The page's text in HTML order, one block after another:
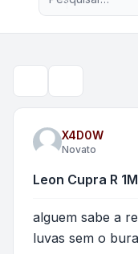
X4D0W
Novato
Leon Cupra R 1M
alguem sabe a
luvas sem o